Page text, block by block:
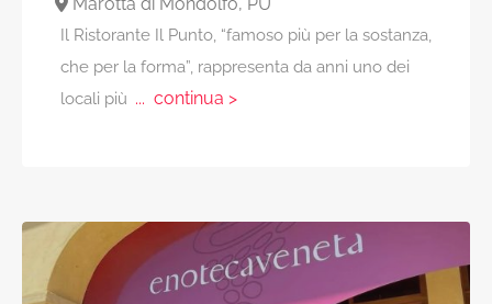
Il Ristorante Il Punto, “famoso più per la sostanza,
che per la forma”, rappresenta da anni uno dei
locali più ... continua >